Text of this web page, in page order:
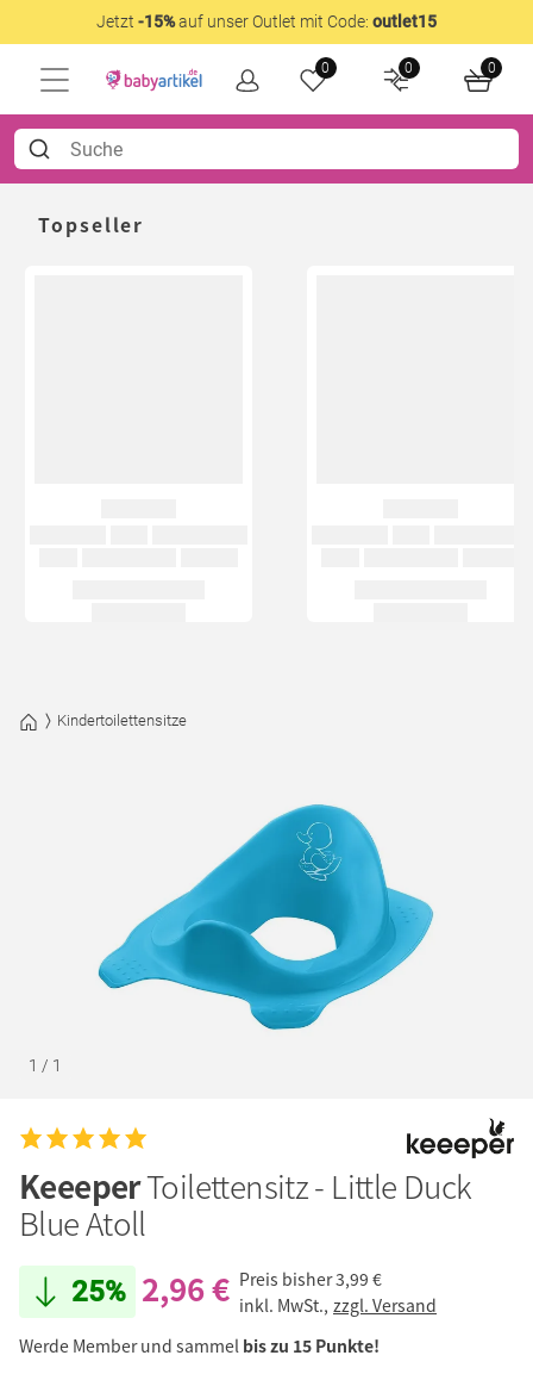
Jetzt -15%auf unser Outlet mit Code: outlet15
0 0 0
Topseller
Kindertoilettensitze
1 / 1
KeeeperToilettensitz - Little Duck
Blue Atoll
25% 2,96 € Preis bisher3,99 €
inkl. MwSt., zzgl. Versand
Werde Member und sammel bis zu 15 Punkte!